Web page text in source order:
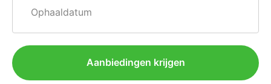
Ophaaldatum
Aanbiedingen krijgen